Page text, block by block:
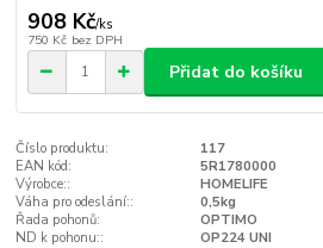
908 Kč/ks
750 Kč bez DPH
Přidat do košíku
Číslo produktu:
117
EAN kód:
5R1780000
Výrobce::
HOMELIFE
Váha pro odeslání::
0,5kg
Řada pohonů:
OPTIMO
ND k pohonu::
OP224 UNI